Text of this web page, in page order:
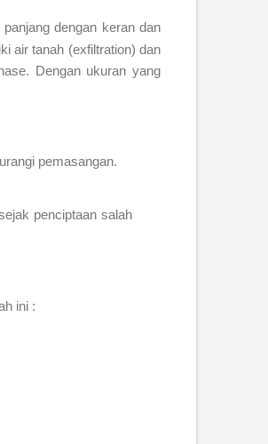
dengan keran dan
air tanah (exfiltration) dan
Dengan ukuran yang
pemasangan.
penciptaan salah
ini :